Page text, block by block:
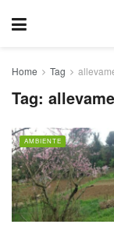
Home Tag
Tag:
AMBIENTE